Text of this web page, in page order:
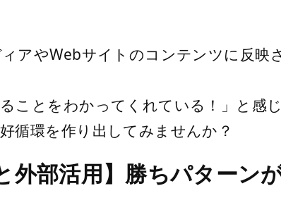
アやWebサイトのコンテンツに反
ことをわかってくれている！」と感
循環を作り出してみませんか？
外部活用】勝ちパターン